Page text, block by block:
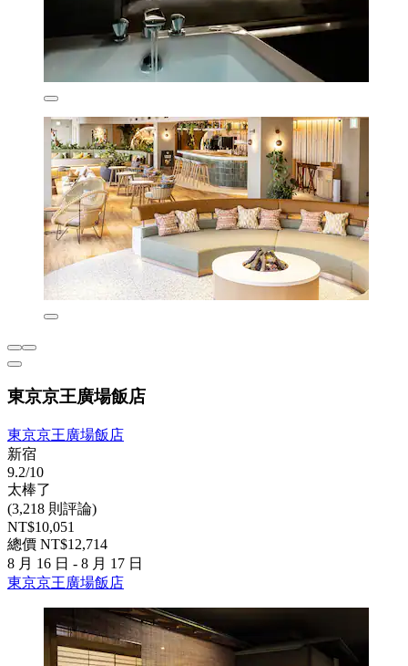
東京京王廣場飯店
東京京王廣場飯店
新宿
9.2/10
太棒了
(3,218 則評論)
NT$10,051
總價 NT$12,714
8 月 16 日 - 8 月 17 日
東京京王廣場飯店